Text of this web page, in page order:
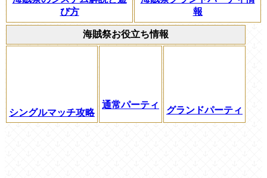
び方
報
海賊祭お役立ち情報
シングルマッチ攻略
通常パーティ
グランドパーティ